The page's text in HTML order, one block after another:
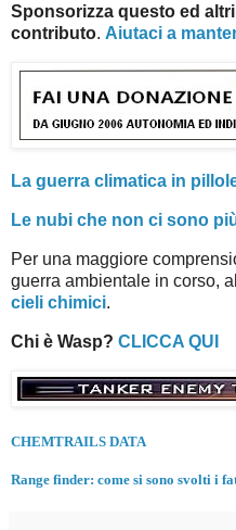
Sponsorizza questo ed
contributo. Aiutaci a
La guerra climatica in
Le nubi che non ci sono
Per una maggiore
guerra ambientale in corso,
cieli chimici.
Chi è Wasp? CLICCA QUI
CHEMTRAILS DATA
Range finder: come si sono svolti i